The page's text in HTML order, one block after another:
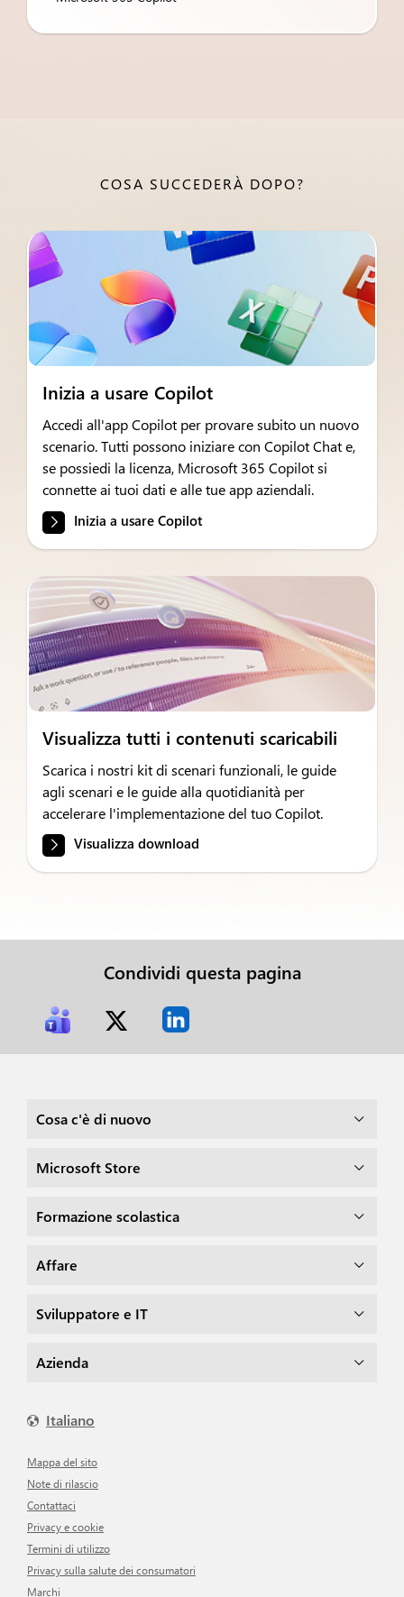
COSA SUCCEDERÀ DOPO?
Inizia a usare Copilot
Accedi all'app Copilot per provare subito un nuovo
scenario. Tutti possono iniziare con Copilot Chat e,
se possiedi la licenza, Microsoft 365 Copilot si
connette ai tuoi dati e alle tue app aziendali.
Inizia a usare Copilot
Visualizza tutti i contenuti scaricabili
Scarica i nostri kit di scenari funzionali, le guide
agli scenari e le guide alla quotidianità per
accelerare l'implementazione del tuo Copilot.
Visualizza download
Condividi questa pagina
Cosa c'è di nuovo
Microsoft Store
Formazione scolastica
Affare
Sviluppatore e IT
Azienda
Italiano
Mappa del sito
Note di rilascio
Contattaci
Privacy e cookie
Termini di utilizzo
Privacy sulla salute dei consumatori
Marchi